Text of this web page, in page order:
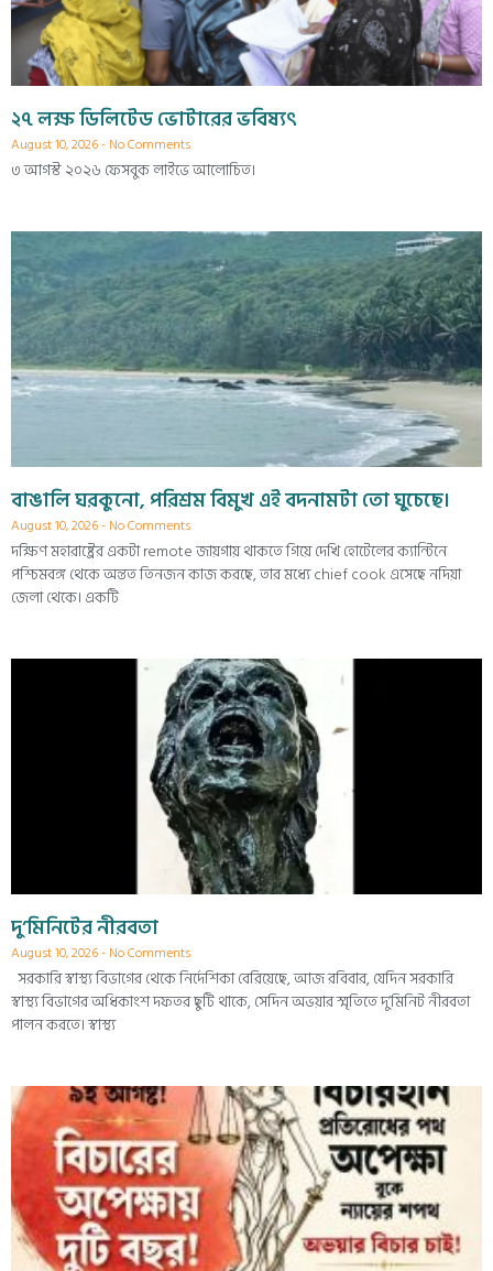
২৭ লক্ষ ডিলিটেড ভোটারের ভবিষ্যৎ
August 10, 2026 No Comments
৩ আগস্ট ২০২৬ ফেসবুক লাইভে আলোচিত।
বাঙালি ঘরকুনো, পরিশ্রম বিমুখ এই বদনামটা তো ঘুচেছে।
August 10, 2026 No Comments
দক্ষিণ মহারাষ্ট্রের একটা remote জায়গায় থাকতে গিয়ে দেখি হোটেলের ক্যান্টিনে
পশ্চিমবঙ্গ থেকে অন্তত তিনজন কাজ করছে, তার মধ্যে chief cook এসেছে নদিয়া
জেলা থেকে। একটি
দু’মিনিটের নীরবতা
August 10, 2026 No Comments
সরকারি স্বাস্থ্য বিভাগের থেকে নির্দেশিকা বেরিয়েছে, আজ রবিবার, যেদিন সরকারি
স্বাস্থ্য বিভাগের অধিকাংশ দফতর ছুটি থাকে, সেদিন অভয়ার স্মৃতিতে দু’মিনিট নীরবতা
পালন করতে। স্বাস্থ্য